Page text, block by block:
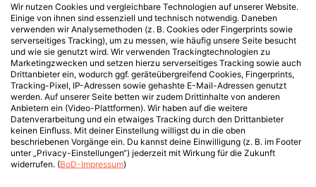
Wir nutzen Cookies und vergleichbare Technologien auf unserer Website.
Einige von ihnen sind essenziell und technisch notwendig. Daneben
verwenden wir Analysemethoden (z. B. Cookies oder Fingerprints sowie
serverseitiges Tracking), um zu messen, wie häufig unsere Seite besucht
und wie sie genutzt wird. Wir verwenden Trackingtechnologien zu
Marketingzwecken und setzen hierzu serverseitiges Tracking sowie auch
Drittanbieter ein, wodurch ggf. geräteübergreifend Cookies, Fingerprints,
Tracking-Pixel, IP-Adressen sowie gehashte E-Mail-Adressen genutzt
werden. Auf unserer Seite betten wir zudem Drittinhalte von anderen
Anbietern ein (Video-Plattformen). Wir haben auf die weitere
Datenverarbeitung und ein etwaiges Tracking durch den Drittanbieter
keinen Einfluss. Mit deiner Einstellung willigst du in die oben
beschriebenen Vorgänge ein. Du kannst deine Einwilligung (z. B. im Footer
unter „Privacy-Einstellungen“) jederzeit mit Wirkung für die Zukunft
widerrufen. (BoD-Impressum)